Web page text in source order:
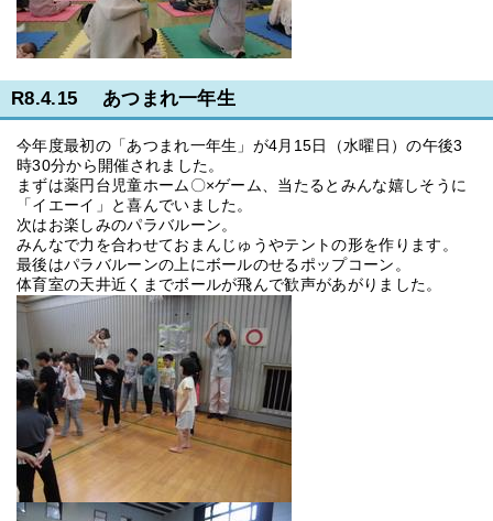
R8.4.15 あつまれ一年生
今年度最初の「あつまれ一年生」が4月15日（水曜日）の午後3
時30分から開催されました。
まずは薬円台児童ホーム〇×ゲーム、当たるとみんな嬉しそうに
「イエーイ」と喜んでいました。
次はお楽しみのパラバルーン。
みんなで力を合わせておまんじゅうやテントの形を作ります。
最後はパラバルーンの上にボールのせるポップコーン。
体育室の天井近くまでボールが飛んで歓声があがりました。